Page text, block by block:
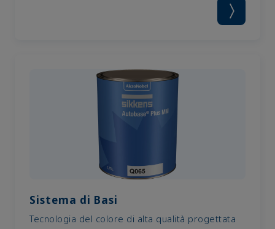
Sistema di Basi
Tecnologia del colore di alta qualità progettata